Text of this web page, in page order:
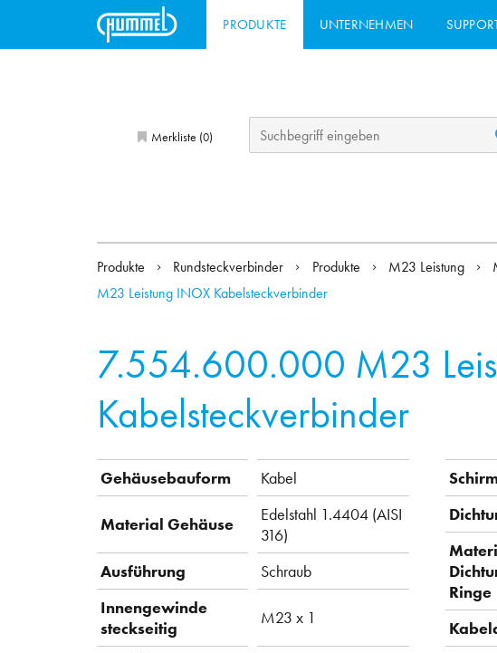
PRODUKTE UNTERNEHMEN
Merkliste (0)
Produkte Rundsteckverbinder Produkte M23 Leistung
M23 Leistung INOX Kabelsteckverbinder
7.554.600.000 M23
Kabelsteckverbinder
Gehäusebauform Kabel
Material Gehäuse
Edelstahl 1.4404 (AISI
316)
Ausführung
Schraub
Innengewinde
steckseitig
M23 x 1
Ringe